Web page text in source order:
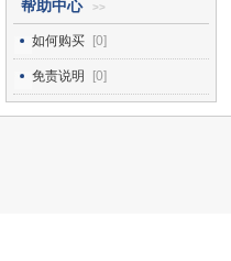
帮助中心 >>
如何购买 [0]
免责说明 [0]